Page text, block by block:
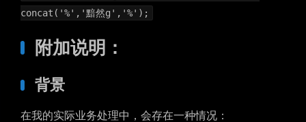
concat('%','黯然g','%');
附加说明：
背景
在我的实际业务处理中，会存在一种情况：